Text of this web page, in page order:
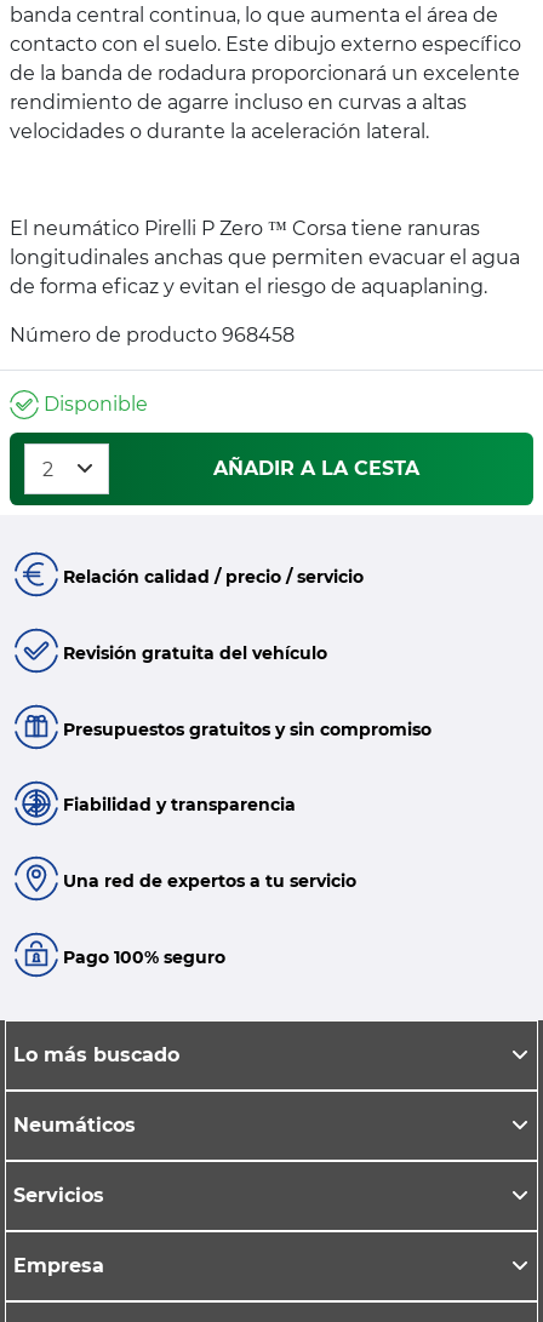
banda central continua, lo que aumenta el área de
contacto con el suelo. Este dibujo externo específico
de la banda de rodadura proporcionará un excelente
rendimiento de agarre incluso en curvas a altas
velocidades o durante la aceleración lateral.
El neumático Pirelli P Zero ™ Corsa tiene ranuras
longitudinales anchas que permiten evacuar el agua
de forma eficaz y evitan el riesgo de aquaplaning.
Número de producto 968458
Disponible
AÑADIR A LA CESTA
Relación calidad / precio / servicio
Revisión gratuita del vehículo
Presupuestos gratuitos y sin compromiso
Fiabilidad y transparencia
Una red de expertos a tu servicio
Pago 100% seguro
Lo más buscado
Neumáticos
Servicios
Empresa